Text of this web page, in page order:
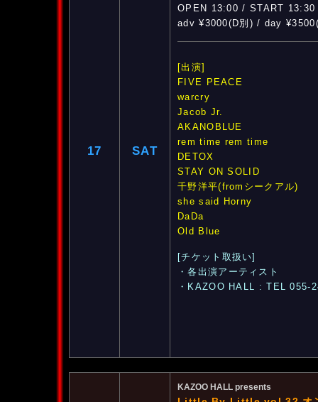
17 SAT
OPEN 13:00 / START 13:30
adv ¥3000(D別) / day
[出演]
FIVE PEACE
warcry
Jacob Jr.
AKANOBLUE
rem time rem time
DETOX
STAY ON SOLID
千野洋平(fromシークアル)
she said Horny
DaDa
Old Blue
[チケット取扱い]
・各出演アーティスト
・KAZOO HALL : TEL 055-
KAZOO HALL presents